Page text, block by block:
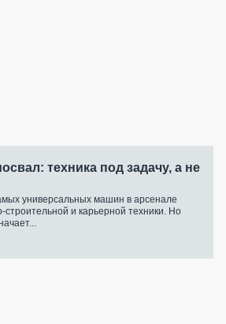
техника под задачу, а не
универсальных машин в арсенале
и карьерной техники. Но